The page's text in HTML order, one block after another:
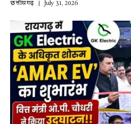
छत्तीसगढ़ July 31, 2026